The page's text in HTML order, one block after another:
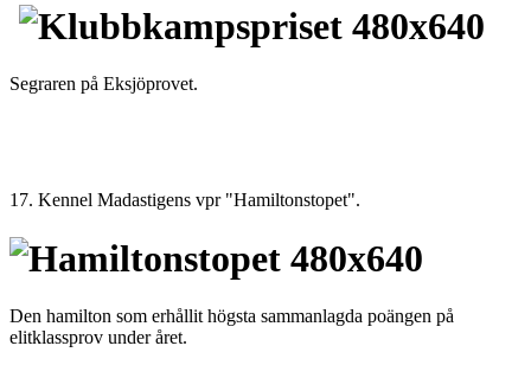
Segraren på Eksjöprovet.
17. Kennel Madastigens vpr "Hamiltonstopet".
Den hamilton som erhållit högsta sammanlagda poängen på
elitklassprov under året.